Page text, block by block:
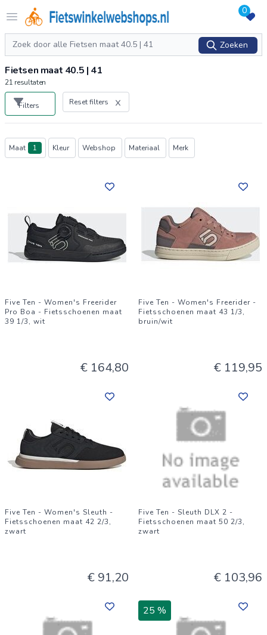
Open menu
Logo Fietswinkelwebshops.nl 0
Zoeken
Zoeken
Fietsen maat 40.5 | 41
21 resultaten
Filters Reset filters
Producten
Maat 1 Kleur Webshop Materiaal Merk
Five Ten - Women's Freerider
Pro Boa - Fietsschoenen maat
39 1/3, wit
€ 164,80
Five Ten - Women's Freerider -
Fietsschoenen maat 43 1/3,
bruin/wit
€ 119,95
Five Ten - Women's Sleuth -
Fietsschoenen maat 42 2/3,
zwart
€ 91,20
Five Ten - Sleuth DLX 2 -
Fietsschoenen maat 50 2/3,
zwart
€ 103,96
25 %